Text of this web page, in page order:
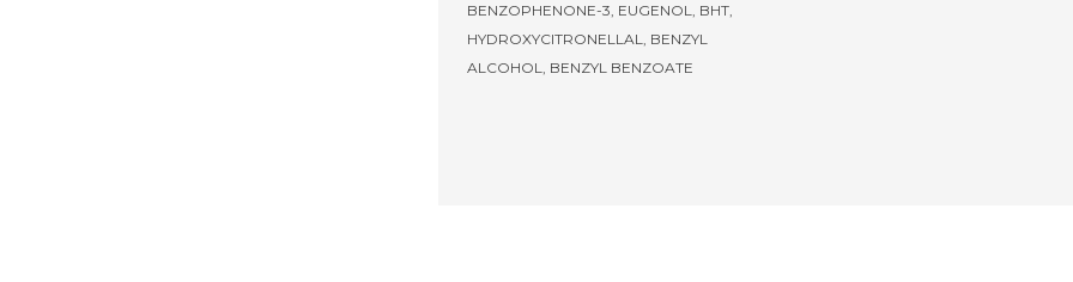
BENZOPHENONE-3, EUGENOL, BHT,
HYDROXYCITRONELLAL, BENZYL
ALCOHOL, BENZYL BENZOATE